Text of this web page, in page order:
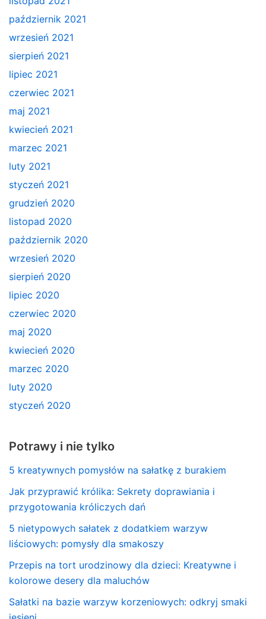
październik 2021
wrzesień 2021
sierpień 2021
lipiec 2021
czerwiec 2021
maj 2021
kwiecień 2021
marzec 2021
luty 2021
styczeń 2021
grudzień 2020
listopad 2020
październik 2020
wrzesień 2020
sierpień 2020
lipiec 2020
czerwiec 2020
maj 2020
kwiecień 2020
marzec 2020
luty 2020
styczeń 2020
Potrawy i nie tylko
5 kreatywnych pomysłów na sałatkę z burakiem
Jak przyprawić królika: Sekrety doprawiania i
przygotowania króliczych dań
5 nietypowych sałatek z dodatkiem warzyw
liściowych: pomysły dla smakoszy
Przepis na tort urodzinowy dla dzieci: Kreatywne i
kolorowe desery dla maluchów
Sałatki na bazie warzyw korzeniowych: odkryj smaki